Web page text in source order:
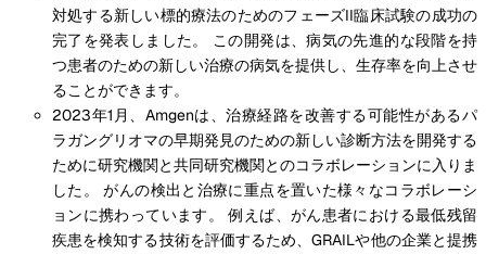
対処する新しい標的療法のためのフェーズII臨床試験の成功の
完了を発表しました。 この開発は、病気の先進的な段階を持
つ患者のための新しい治療の病気を提供し、生存率を向上させ
ることができます。
2023年1月、Amgenは、治療経路を改善する可能性があるパ
ラガングリオマの早期発見のための新しい診断方法を開発する
ために研究機関と共同研究機関とのコラボレーションに入りま
した。 がんの検出と治療に重点を置いた様々なコラボレーシ
ョンに携わっています。 例えば、がん患者における最低残留
疾患を検知する技術を評価するため、GRAILや他の企業と提携